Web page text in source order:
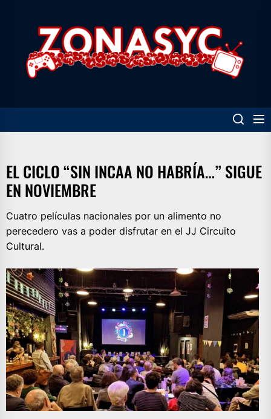
content
EL CICLO “SIN INCAA NO HABRÍA…” SIGUE
EN NOVIEMBRE
Cuatro películas nacionales por un alimento no
perecedero vas a poder disfrutar en el JJ Circuito
Cultural.